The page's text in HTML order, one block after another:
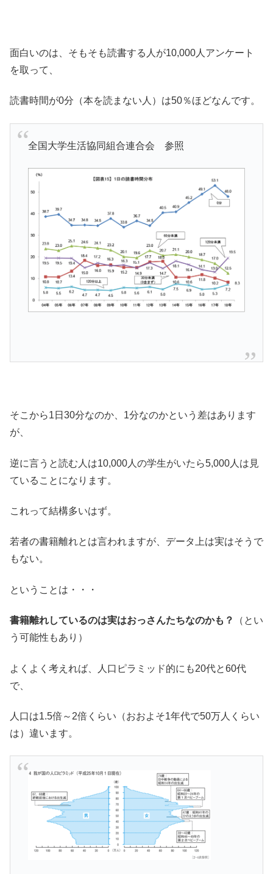
面白いのは、そもそも読書する人が10,000人アンケート
を取って、
読書時間が0分（本を読まない人）は50％ほどなんです。
全国大学生活協同組合連合会 参照
そこから1日30分なのか、1分なのかという差はあります
が、
逆に言うと読む人は10,000人の学生がいたら5,000人は見
ていることになります。
これって結構多いはず。
若者の書籍離れとは言われますが、データ上は実はそうで
もない。
ということは・・・
書籍離れしているのは実はおっさんたちなのかも？
（とい
う可能性もあり）
よくよく考えれば、人口ピラミッド的にも20代と60代
で、
人口は1.5倍～2倍くらい（おおよそ1年代で50万人くらい
は）違います。